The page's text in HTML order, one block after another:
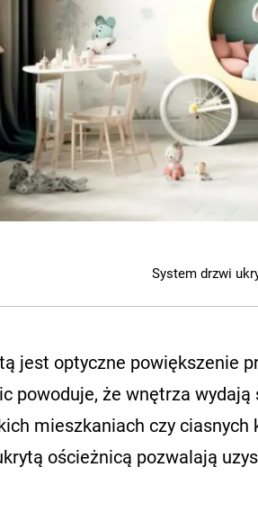
System drzwi
jest optyczne powiększenie
powoduje, że wnętrza
mieszkaniach czy
ościeżnicą pozwalają